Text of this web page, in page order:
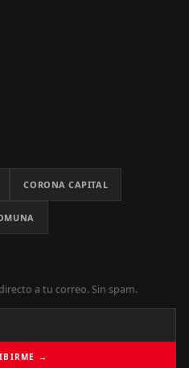
CORONA CAPITAL
a tu correo. Sin spam.
→